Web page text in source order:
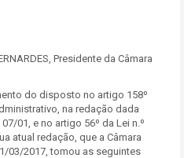
Presidente da Câmara
do disposto no artigo 158º
na redação dada
01, e no artigo 56º da Lei n.º
atual redação, que a Câmara
03/2017, tomou as seguintes